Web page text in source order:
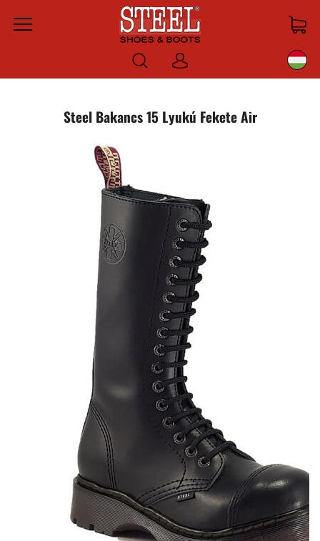
Menu
Bejelentkezni
Steel Bakancs 15 Lyukú Fekete Air